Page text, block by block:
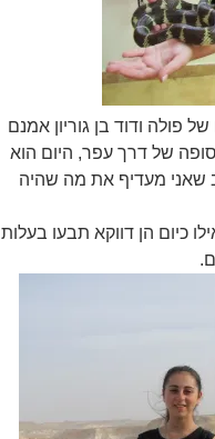
קברם של פולה ודוד בן גוריון אמנם
של דרך עפר, היום הוא
שאני מעדיף את מה שהיה
כיום הן דווקא תבעו בעלות